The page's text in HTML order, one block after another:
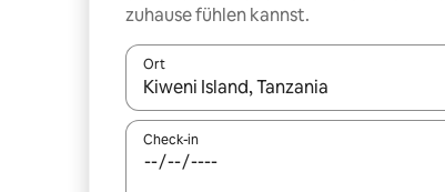
zuhause fühlen kannst.
Ort
Wenn Ergebnisse verfügbar sind,
Check-in